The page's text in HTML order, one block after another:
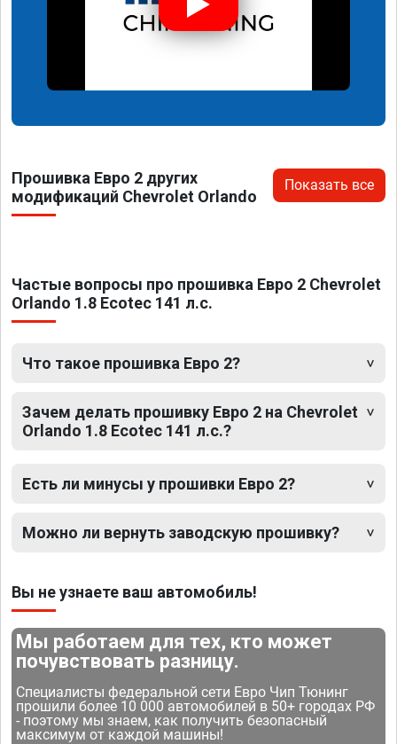
Прошивка Евро 2 других
модификаций Chevrolet Orlando
Показать все
Частые вопросы про прошивка Евро 2 Chevrolet
Orlando 1.8 Ecotec 141 л.с.
Что такое прошивка Евро 2?
Зачем делать прошивку Евро 2 на Chevrolet
Orlando 1.8 Ecotec 141 л.с.?
Есть ли минусы у прошивки Евро 2?
Можно ли вернуть заводскую прошивку?
Вы не узнаете ваш автомобиль!
Мы работаем для тех, кто может
почувствовать разницу.
Специалисты федеральной сети Евро Чип Тюнинг
прошили более 10 000 автомобилей в 50+ городах РФ
- поэтому мы знаем, как получить безопасный
максимум от каждой машины!